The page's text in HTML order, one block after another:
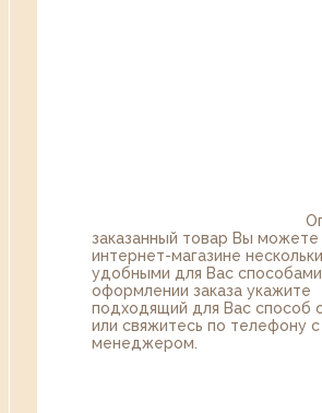
заказанный товар Вы
интернет-магазине
удобными для Вас
оформлении заказа укажите
подходящий для Вас способ
или свяжитесь по телефону
менеджером.